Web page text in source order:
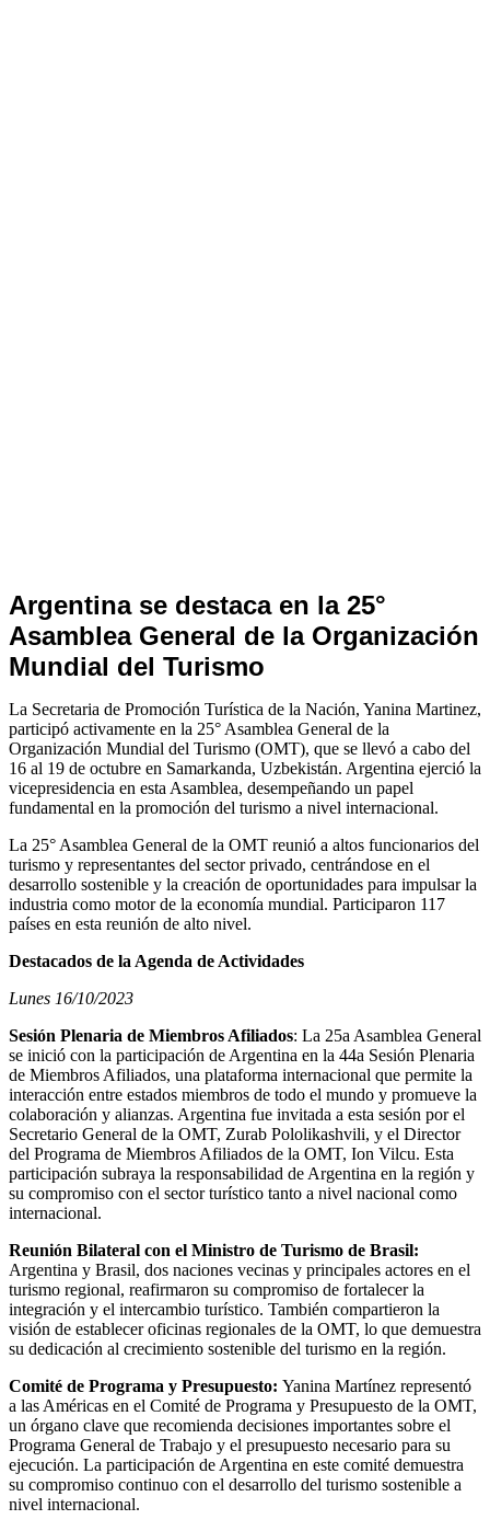
Nacionales
Argentina se destaca en la 25°
Asamblea General de la Organización
Mundial del Turismo
La Secretaria de Promoción Turística de la Nación, Yanina Martinez,
participó activamente en la 25° Asamblea General de la
Organización Mundial del Turismo (OMT), que se llevó a cabo del
16 al 19 de octubre en Samarkanda, Uzbekistán. Argentina ejerció la
vicepresidencia en esta Asamblea, desempeñando un papel
fundamental en la promoción del turismo a nivel internacional.
La 25° Asamblea General de la OMT reunió a altos funcionarios del
turismo y representantes del sector privado, centrándose en el
desarrollo sostenible y la creación de oportunidades para impulsar la
industria como motor de la economía mundial. Participaron 117
países en esta reunión de alto nivel.
Destacados de la Agenda de Actividades
Lunes 16/10/2023
Sesión Plenaria de Miembros Afiliados: La 25a Asamblea General
se inició con la participación de Argentina en la 44a Sesión Plenaria
de Miembros Afiliados, una plataforma internacional que permite la
interacción entre estados miembros de todo el mundo y promueve la
colaboración y alianzas. Argentina fue invitada a esta sesión por el
Secretario General de la OMT, Zurab Pololikashvili, y el Director
del Programa de Miembros Afiliados de la OMT, Ion Vilcu. Esta
participación subraya la responsabilidad de Argentina en la región y
su compromiso con el sector turístico tanto a nivel nacional como
internacional.
Reunión Bilateral con el Ministro de Turismo de Brasil:
Argentina y Brasil, dos naciones vecinas y principales actores en el
turismo regional, reafirmaron su compromiso de fortalecer la
integración y el intercambio turístico. También compartieron la
visión de establecer oficinas regionales de la OMT, lo que demuestra
su dedicación al crecimiento sostenible del turismo en la región.
Comité de Programa y Presupuesto: Yanina Martínez representó
a las Américas en el Comité de Programa y Presupuesto de la OMT,
un órgano clave que recomienda decisiones importantes sobre el
Programa General de Trabajo y el presupuesto necesario para su
ejecución. La participación de Argentina en este comité demuestra
su compromiso continuo con el desarrollo del turismo sostenible a
nivel internacional.